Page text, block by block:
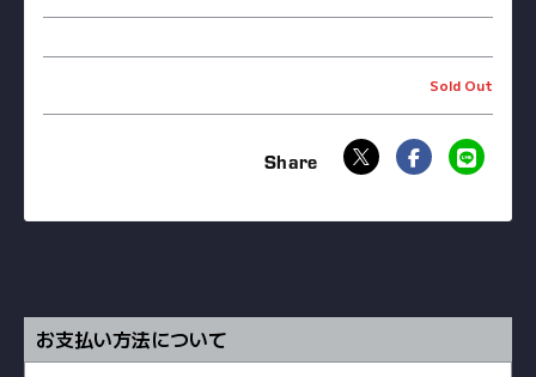
Sold Out
お支払い方法について